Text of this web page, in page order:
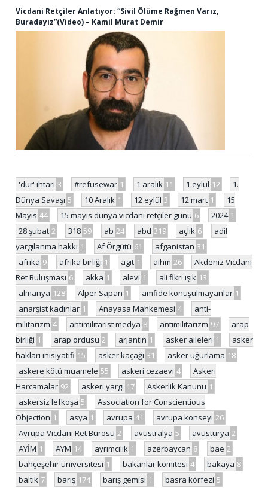
Vicdani Retçiler Anlatıyor: “Sivil Ölüme Rağmen Varız,
Buradayız”(Video) – Kamil Murat Demir
'dur' ihtarı 3 #refusewar 1 1 aralık 11 1 eylül 12
1.
Dünya Savaşı 5 10 Aralık 1 12 eylül 3 12 mart 1
15
Mayıs 44 15 mayıs dünya vicdani retçiler günü 6 2024 1
28 şubat 2 318 59 ab 24 abd 319 açlık 6
adil
yargılanma hakkı 1 Af Örgütü 61 afganistan 31
afrika 9 afrika birliği 1 agit 1 aihm 26
Akdeniz Vicdani
Ret Buluşması 6 akka 1 alevi 1 ali fikri ışık 13
almanya 128 Alper Sapan 1 amfide konuşulmayanlar 1
anarşist kadınlar 1 Anayasa Mahkemesi 4
anti-
militarizm 4 antimilitarist medya 8 antimilitarizm 97
arap
birliği 1 arap ordusu 2 arjantin 1 asker aileleri 1
asker
hakları inisiyatifi 15 asker kaçağı 31 asker uğurlama 18
askere kötü muamele 55 askeri cezaevi 4
Askeri
Harcamalar 92 askeri yargı 17 Askerlik Kanunu 1
askersiz lefkoşa 5
Association for Conscientious
Objection 1 asya 1 avrupa 41 avrupa konseyi 26
Avrupa Vicdani Ret Bürosu 2 avustralya 5 avusturya 2
AYİM 1 AYM 14 ayrımcılık 1 azerbaycan 8 bae 2
bahçeşehir üniversitesi 1 bakanlar komitesi 4 bakaya 8
baltık 7 barış 174 barış gemisi 1 basra körfezi 5